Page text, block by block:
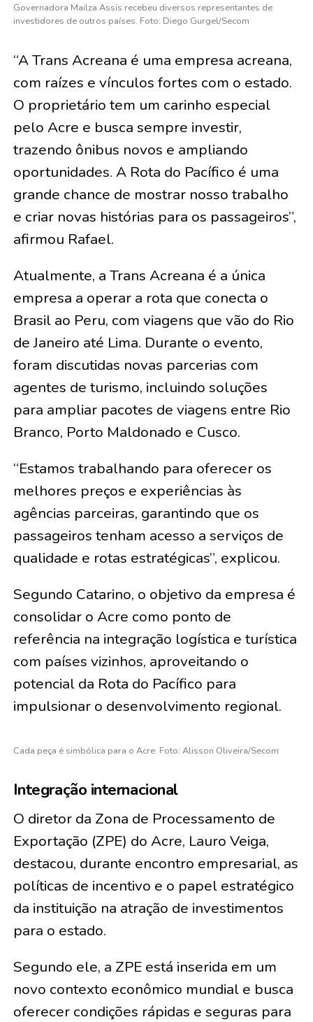
Governadora Mailza Assis recebeu diversos representantes de
investidores de outros países. Foto: Diego Gurgel/Secom
“A Trans Acreana é uma empresa acreana,
com raízes e vínculos fortes com o estado.
O proprietário tem um carinho especial
pelo Acre e busca sempre investir,
trazendo ônibus novos e ampliando
oportunidades. A Rota do Pacífico é uma
grande chance de mostrar nosso trabalho
e criar novas histórias para os passageiros”,
afirmou Rafael.
Atualmente, a Trans Acreana é a única
empresa a operar a rota que conecta o
Brasil ao Peru, com viagens que vão do Rio
de Janeiro até Lima. Durante o evento,
foram discutidas novas parcerias com
agentes de turismo, incluindo soluções
para ampliar pacotes de viagens entre Rio
Branco, Porto Maldonado e Cusco.
“Estamos trabalhando para oferecer os
melhores preços e experiências às
agências parceiras, garantindo que os
passageiros tenham acesso a serviços de
qualidade e rotas estratégicas”, explicou.
Segundo Catarino, o objetivo da empresa é
consolidar o Acre como ponto de
referência na integração logística e turística
com países vizinhos, aproveitando o
potencial da Rota do Pacífico para
impulsionar o desenvolvimento regional.
Cada peça é simbólica para o Acre. Foto: Alisson Oliveira/Secom
Integração internacional
O diretor da Zona de Processamento de
Exportação (ZPE) do Acre, Lauro Veiga,
destacou, durante encontro empresarial, as
políticas de incentivo e o papel estratégico
da instituição na atração de investimentos
para o estado.
Segundo ele, a ZPE está inserida em um
novo contexto econômico mundial e busca
oferecer condições rápidas e seguras para